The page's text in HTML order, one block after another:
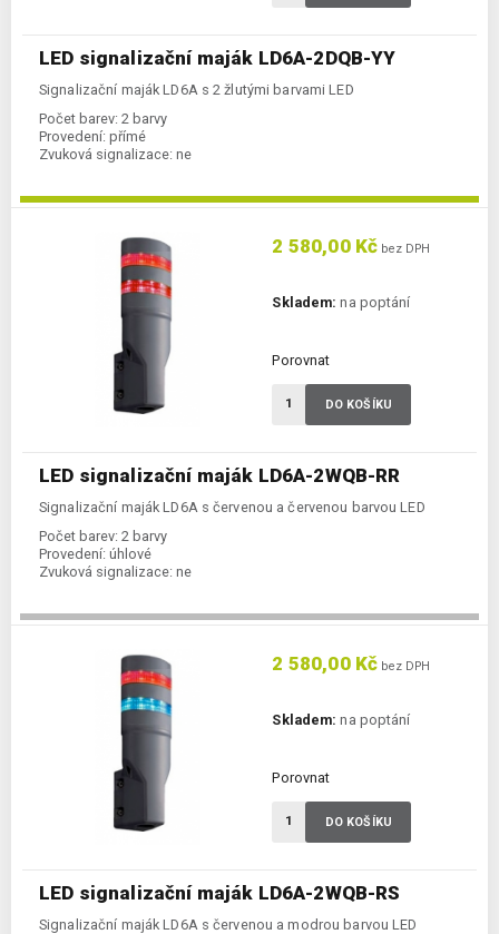
LED signalizační maják LD6A-2DQB-YY
Signalizační maják LD6A s 2 žlutými barvami LED
Počet barev: 2 barvy
Provedení: přímé
Zvuková signalizace: ne
LED signalizační maják LD6A-2WQB-RR
Signalizační maják LD6A s červenou a červenou barvou LED
Počet barev: 2 barvy
Provedení: úhlové
Zvuková signalizace: ne
2 580,00 Kč bez DPH
Skladem: na poptání
Porovnat
DO KOŠÍKU
LED signalizační maják LD6A-2WQB-RS
Signalizační maják LD6A s červenou a modrou barvou LED
2 580,00 Kč bez DPH
Skladem: na poptání
Porovnat
DO KOŠÍKU